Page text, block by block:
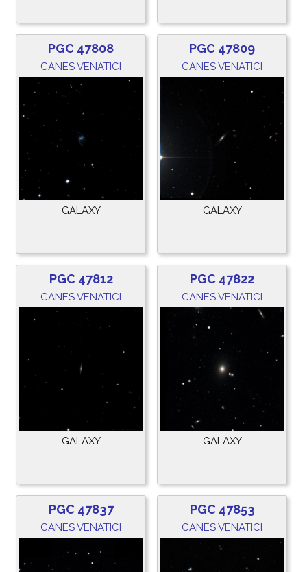
PGC 47808
CANES VENATICI
GALAXY
PGC 47809
CANES VENATICI
GALAXY
PGC 47812
CANES VENATICI
GALAXY
PGC 47822
CANES VENATICI
GALAXY
PGC 47837
CANES VENATICI
PGC 47853
CANES VENATICI